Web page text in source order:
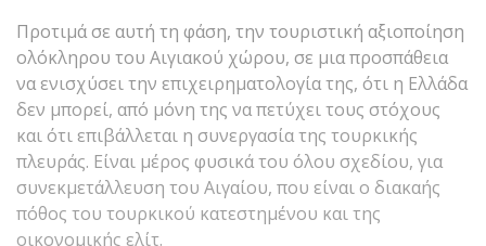
Προτιμά σε αυτή τη φάση, την τουριστική αξιοποίηση
ολόκληρου του Αιγιακού χώρου, σε μια προσπάθεια
να ενισχύσει την επιχειρηματολογία της, ότι η Ελλάδα
δεν μπορεί, από μόνη της να πετύχει τους στόχους
και ότι επιβάλλεται η συνεργασία της τουρκικής
πλευράς. Είναι μέρος φυσικά του όλου σχεδίου, για
συνεκμετάλλευση του Αιγαίου, που είναι ο διακαής
πόθος του τουρκικού κατεστημένου και της
οικονομικής ελίτ.